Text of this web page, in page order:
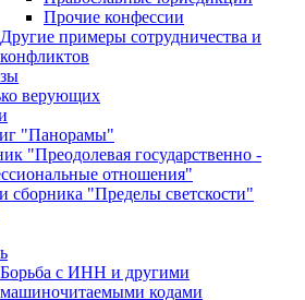
Прочие конфессии
Другие примеры сотрудничества и
конфликтов
верующих
"Панорамы"
"Преодолевая государственно -
отношения"
сборника "Пределы светскости"
Борьба с ИНН и другими
машиночитаемыми кодами